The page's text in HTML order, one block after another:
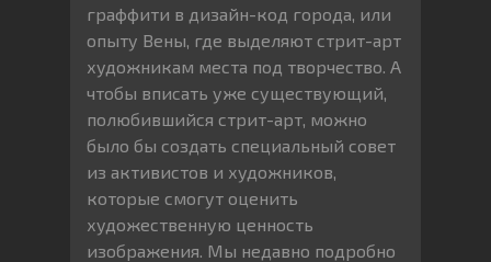
граффити в дизайн-код города, или
опыту Вены, где выделяют стрит-арт
художникам места под творчество. А
чтобы вписать уже существующий,
полюбившийся стрит-арт, можно
было бы создать специальный совет
из активистов и художников,
которые смогут оценить
художественную ценность
изображения. Мы недавно подробно